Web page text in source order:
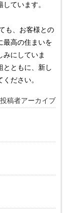
ています。
も、お客様との
最高の住まいを
みにしていま
とともに、新し
ださい。
投稿者アーカイブ